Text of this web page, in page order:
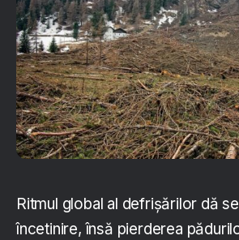
Ritmul global al defrișărilor dă
încetinire, însă pierderea